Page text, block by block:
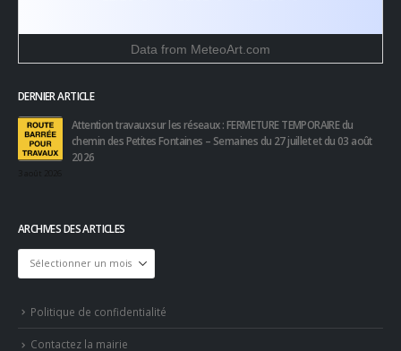
Data from MeteoArt.com
DERNIER ARTICLE
Attention travaux sur les réseaux : FERMETURE TEMPORAIRE du
chemin des Petites Fontaines – Semaines du 27 juillet et du 03 août
2026
ARCHIVES DES ARTICLES
Archives
des
Politique de confidentialité
Contactez la mairie